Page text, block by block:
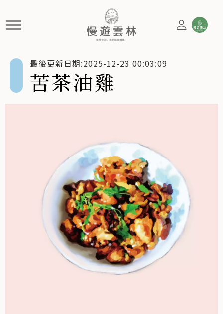
苦茶油雞
最後更新日期:2025-12-23 00:03:09
苦茶油雞